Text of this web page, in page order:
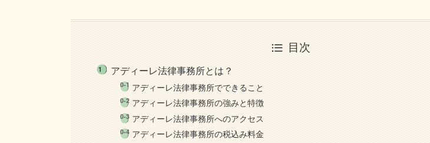
目次
アディーレ法律事務所とは？
アディーレ法律事務所でできること
アディーレ法律事務所の強みと特徴
アディーレ法律事務所へのアクセス
アディーレ法律事務所の税込み料金